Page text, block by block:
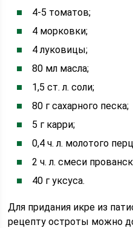
4-5 томатов;
4 морковки;
4 луковицы;
80 мл масла;
1,5 ст. л. соли;
80 г сахарного песка;
5 г карри;
0,4 ч. л. молотого
2 ч. л. смеси
40 г уксуса.
Для придания икре из
рецепту остроты можно